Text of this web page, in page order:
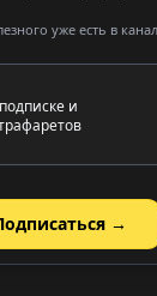
уже есть в
и
→